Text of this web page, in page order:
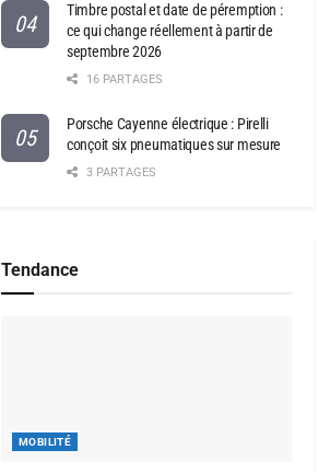
Timbre postal et date de péremption :
ce qui change réellement à partir de
septembre 2026
16 PARTAGES
Porsche Cayenne électrique : Pirelli
conçoit six pneumatiques sur mesure
3 PARTAGES
Tendance
MOBILITÉ